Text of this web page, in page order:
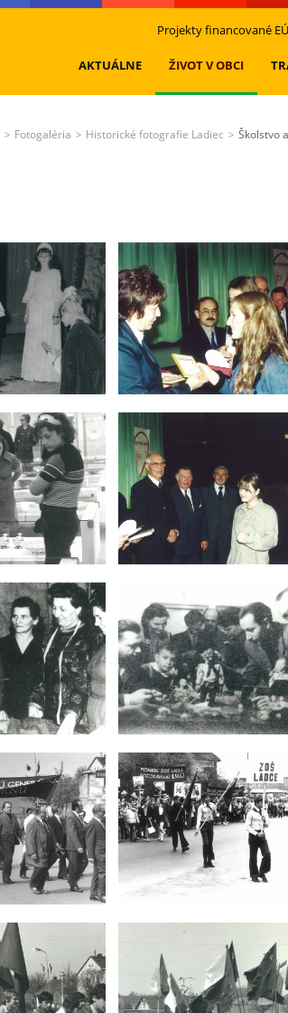
Projekty financované EÚ
AKTUÁLNE ŽIVOT V OBCI
> Fotogaléria > Historické fotografie Ladiec > Školstvo